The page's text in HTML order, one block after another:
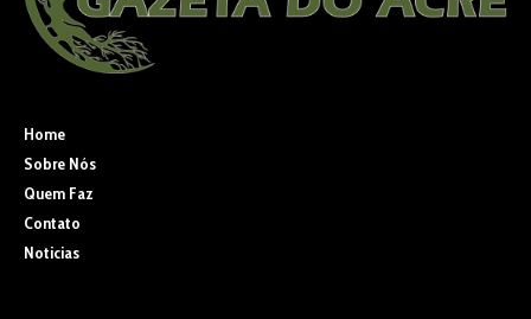
Home
Sobre Nós
Quem Faz
Contato
Noticias